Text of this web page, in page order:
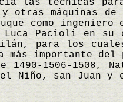
las técnicas
otras máquinas
como ingeniero
Pacioli en
para los
más importante
1506-1508,
Niño, san Juan